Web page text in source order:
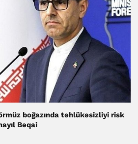
boğazında təhlükəsizliyi risk
Bəqai